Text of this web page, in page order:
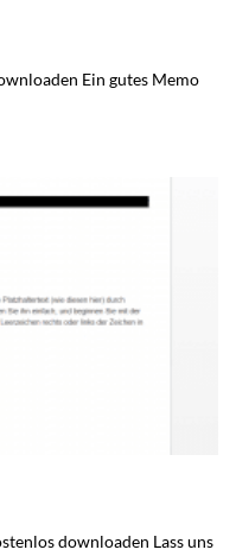
Ein gutes Memo
downloaden Lass uns